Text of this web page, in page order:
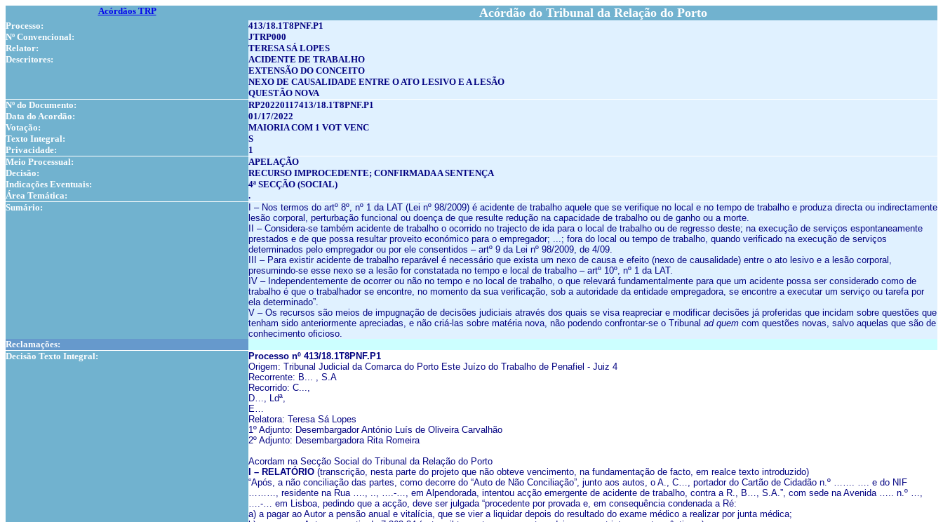
Acórdãos TRP Acórdão do Tribunal da Relação do Porto
Processo:
413/18.1T8PNF.P1
Nº Convencional:
JTRP000
Relator:
TERESA SÁ LOPES
Descritores:
ACIDENTE DE TRABALHO
EXTENSÃO DO CONCEITO
NEXO DE CAUSALIDADE ENTRE O ATO LESIVO E A LESÃO
QUESTÃO NOVA
Nº do Documento:
RP20220117413/18.1T8PNF.P1
Data do Acordão:
01/17/2022
Votação:
MAIORIA COM 1 VOT VENC
Texto Integral:
S
Privacidade:
1
Meio Processual:
APELAÇÃO
Decisão:
RECURSO IMPROCEDENTE; CONFIRMADA A SENTENÇA
Indicações Eventuais:
4ª SECÇÃO (SOCIAL)
Área Temática:
.
Sumário:
I – Nos termos do artº 8º, nº 1 da LAT (Lei nº 98/2009) é acidente de trabalho aquele que se verifique no local e no tempo de trabalho e produza directa ou indirectamente
lesão corporal, perturbação funcional ou doença de que resulte redução na capacidade de trabalho ou de ganho ou a morte.
II – Considera-se também acidente de trabalho o ocorrido no trajecto de ida para o local de trabalho ou de regresso deste; na execução de serviços espontaneamente
prestados e de que possa resultar proveito económico para o empregador; ...; fora do local ou tempo de trabalho, quando verificado na execução de serviços
determinados pelo empregador ou por ele consentidos – artº 9 da Lei nº 98/2009, de 4/09.
III – Para existir acidente de trabalho reparável é necessário que exista um nexo de causa e efeito (nexo de causalidade) entre o ato lesivo e a lesão corporal,
presumindo-se esse nexo se a lesão for constatada no tempo e local de trabalho – artº 10º, nº 1 da LAT.
IV – Independentemente de ocorrer ou não no tempo e no local de trabalho, o que relevará fundamentalmente para que um acidente possa ser considerado como de
trabalho é que o trabalhador se encontre, no momento da sua verificação, sob a autoridade da entidade empregadora, se encontre a executar um serviço ou tarefa por
ela determinado”.
V – Os recursos são meios de impugnação de decisões judiciais através dos quais se visa reapreciar e modificar decisões já proferidas que incidam sobre questões que
tenham sido anteriormente apreciadas, e não criá-las sobre matéria nova, não podendo confrontar-se o Tribunal ad quem com questões novas, salvo aquelas que são de
conhecimento oficioso.
Reclamações:
Decisão Texto Integral:
Processo nº 413/18.1T8PNF.P1
Origem: Tribunal Judicial da Comarca do Porto Este Juízo do Trabalho de Penafiel - Juiz 4
Recorrente: B... , S.A
Recorrido: C...,
D…, Ldª,
E…
Relatora: Teresa Sá Lopes
1º Adjunto: Desembargador António Luís de Oliveira Carvalhão
2º Adjunto: Desembargadora Rita Romeira
Acordam na Secção Social do Tribunal da Relação do Porto
I – RELATÓRIO (transcrição, nesta parte do projeto que não obteve vencimento, na fundamentação de facto, em realce texto introduzido)
“Após, a não conciliação das partes, como decorre do “Auto de Não Conciliação”, junto aos autos, o A., C…, portador do Cartão de Cidadão n.º ……. …. e do NIF
………, residente na Rua …., .., ….-…, em Alpendorada, intentou acção emergente de acidente de trabalho, contra a R., B…, S.A.”, com sede na Avenida ….. n.º …,
….-… em Lisboa, pedindo que a acção, deve ser julgada “procedente por provada e, em consequência condenada a Ré:
a) a pagar ao Autor a pensão anual e vitalícia, que se vier a liquidar depois do resultado do exame médico a realizar por junta médica;